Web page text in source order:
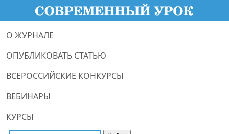
О ЖУРНАЛЕ
ОПУБЛИКОВАТЬ СТАТЬЮ
ВСЕРОССИЙСКИЕ КОНКУРСЫ
ВЕБИНАРЫ
КУРСЫ